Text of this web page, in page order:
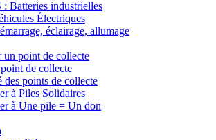
Batteries industrielles
Électriques
éclairage, allumage
un point de collecte
de collecte
des points de collecte
à Piles Solidaires
à Une pile = Un don